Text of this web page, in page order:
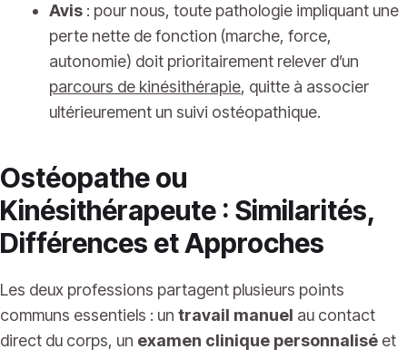
Avis : pour nous, toute pathologie impliquant une
perte nette de fonction (marche, force,
autonomie) doit prioritairement relever d’un
parcours de kinésithérapie, quitte à associer
ultérieurement un suivi ostéopathique.
Ostéopathe ou
Kinésithérapeute : Similarités,
Différences et Approches
Les deux professions partagent plusieurs points
communs essentiels : un travail manuel au contact
direct du corps, un examen clinique personnalisé et